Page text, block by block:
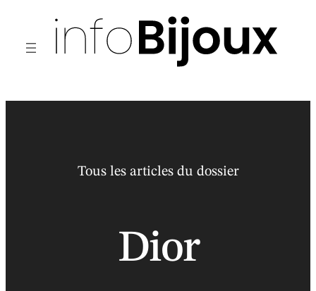
Tous les articles du dossier
Dior